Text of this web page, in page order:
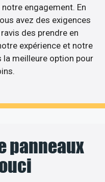
engagement. En
avez des exigences
des prendre en
expérience et notre
meilleure option pour
panneaux